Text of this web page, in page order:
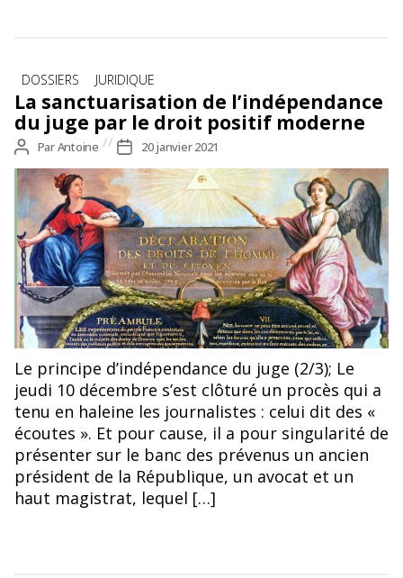
Catégories
DOSSIERS JURIDIQUE
La sanctuarisation de l’indépendance
du juge par le droit positif moderne
Auteur
de
l’article
ParAntoine
Date
de
l’article
20 janvier 2021
Le principe d’indépendance du juge (2/3); Le
jeudi 10 décembre s’est clôturé un procès qui a
tenu en haleine les journalistes : celui dit des «
écoutes ». Et pour cause, il a pour singularité de
présenter sur le banc des prévenus un ancien
président de la République, un avocat et un
haut magistrat, lequel […]